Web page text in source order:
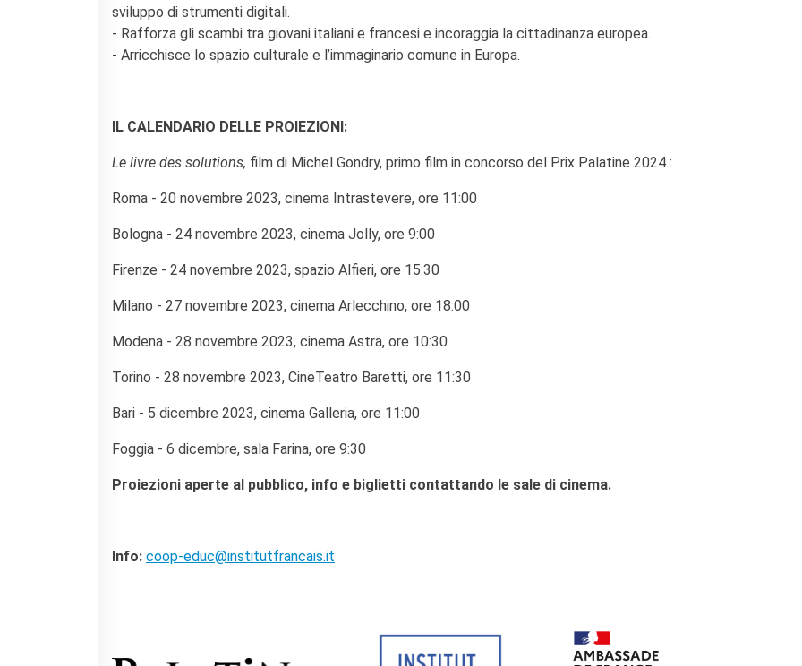
sviluppo di strumenti digitali.
- Rafforza gli scambi tra giovani italiani e francesi e incoraggia la cittadinanza europea.
- Arricchisce lo spazio culturale e l’immaginario comune in Europa.
IL CALENDARIO DELLE PROIEZIONI:
Le livre des solutions, film di Michel Gondry, primo film in concorso del Prix Palatine 2024 :
Roma - 20 novembre 2023, cinema Intrastevere, ore 11:00
Bologna - 24 novembre 2023, cinema Jolly, ore 9:00
Firenze - 24 novembre 2023, spazio Alfieri, ore 15:30
Milano - 27 novembre 2023, cinema Arlecchino, ore 18:00
Modena - 28 novembre 2023, cinema Astra, ore 10:30
Torino - 28 novembre 2023, CineTeatro Baretti, ore 11:30
Bari - 5 dicembre 2023, cinema Galleria, ore 11:00
Foggia - 6 dicembre, sala Farina, ore 9:30
Proiezioni aperte al pubblico, info e biglietti contattando le sale di cinema.
Info: coop-educ@institutfrancais.it